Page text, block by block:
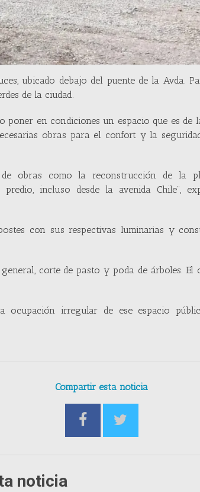
ubicado debajo del puente de la Avda.
de la ciudad.
poner en condiciones un espacio que es de
obras para el confort y la
obras como la reconstrucción de la
incluso desde la avenida Chile”,
con sus respectivas luminarias y
corte de pasto y poda de árboles. El
ocupación irregular de ese espacio
Compartir esta noticia
noticia